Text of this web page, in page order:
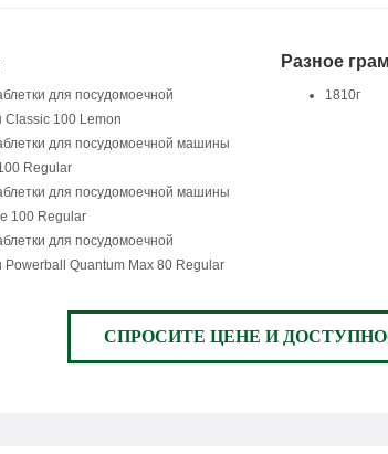
для посудомоечной
100 Lemon
для посудомоечной машины
Regular
для посудомоечной машины
100 Regular
для посудомоечной
Quantum Max 80 Regular
Разное
1810г
СПРОСИТЕ ЦЕНЕ И